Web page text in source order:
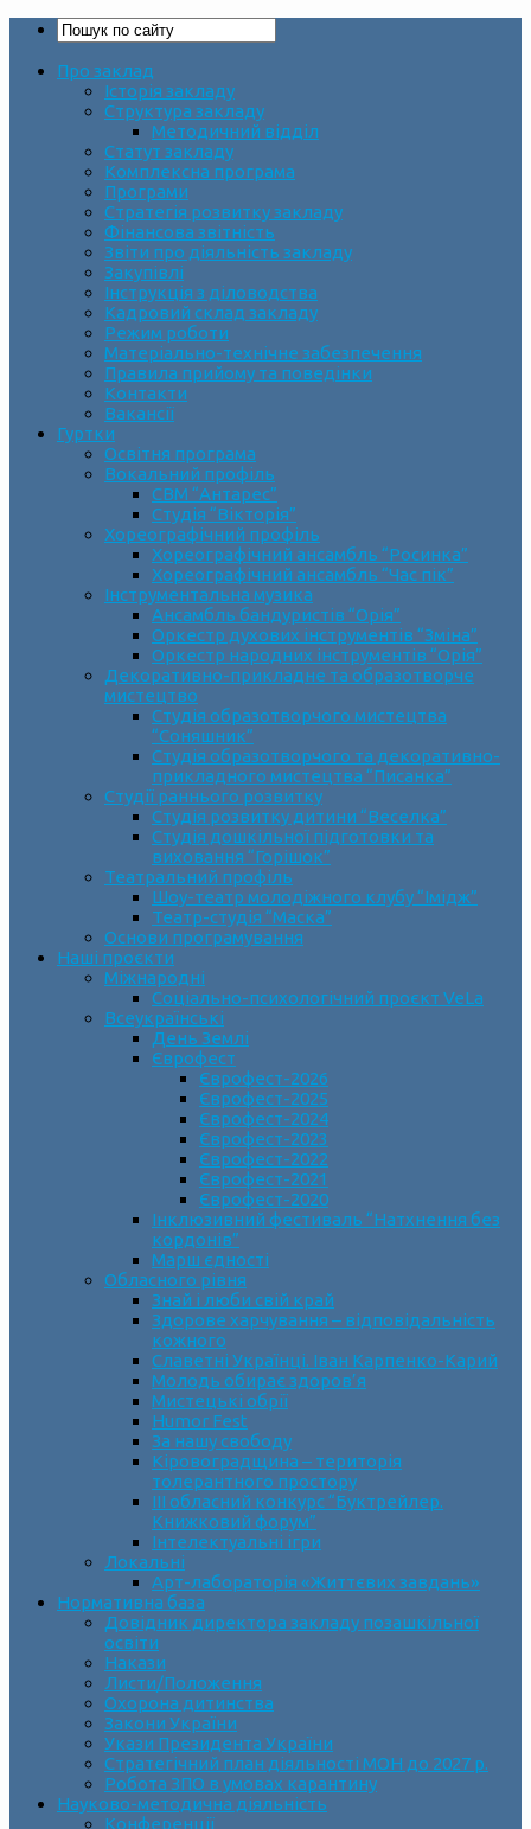
Про заклад
Історія закладу
Структура закладу
Методичний відділ
Статут закладу
Комплексна програма
Програми
Стратегія розвитку закладу
Фінансова звітність
Звіти про діяльність закладу
Закупівлі
Інструкція з діловодства
Кадровий склад закладу
Режим роботи
Матеріально-технічне забезпечення
Правила прийому та поведінки
Контакти
Вакансії
Гуртки
Освітня програма
Вокальний профіль
СВМ “Антарес”
Студія “Вікторія”
Хореографічний профіль
Хореографічний ансамбль “Росинка”
Хореографічний ансамбль “Час пік”
Інструментальна музика
Ансамбль бандуристів “Орія”
Оркестр духових інструментів “Зміна”
Оркестр народних інструментів “Орія”
Декоративно-прикладне та образотворче
мистецтво
Cтудія образотворчого мистецтва
“Соняшник”
Студія образотворчого та декоративно-
прикладного мистецтва “Писанка”
Студії раннього розвитку
Студія розвитку дитини “Веселка”
Студія дошкільної підготовки та
виховання “Горішок”
Театральний профіль
Шоу-театр молодіжного клубу “Імідж”
Театр-студія “Маска”
Основи програмування
Наші проєкти
Міжнародні
Соціально-психологічний проєкт VeLa
Всеукраїнські
День Землі
Єврофест
Єврофест-2026
Єврофест-2025
Єврофест-2024
Єврофест-2023
Єврофест-2022
Єврофест-2021
Єврофест-2020
Інклюзивний фестиваль “Натхнення без
кордонів”
Марш єдності
Обласного рівня
Знай і люби свій край
Здорове харчування – відповідальність
кожного
Славетні Українці. Іван Карпенко-Карий
Молодь обирає здоров’я
Мистецькі обрії
Humor Fest
За нашу свободу
Кіровоградщина – територія
толерантного простору
ІII обласний конкурс “Буктрейлер.
Книжковий форум”
Інтелектуальні ігри
Локальні
Арт-лабораторія «Життєвих завдань»
Нормативна база
Довідник директора закладу позашкільної
освіти
Накази
Листи/Положення
Охорона дитинства
Закони України
Укази Президента України
Стратегічний план діяльності МОН до 2027 р.
Робота ЗПО в умовах карантину
Науково-методична діяльність
Конференції